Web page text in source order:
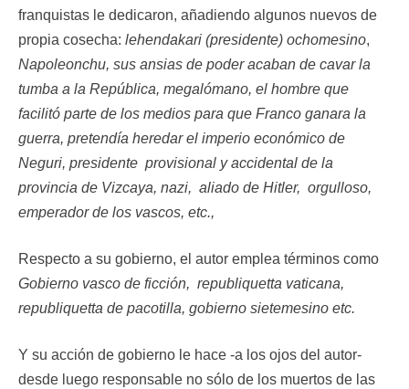
franquistas le dedicaron, añadiendo algunos nuevos de
propia cosecha: lehendakari (presidente) ochomesino,
Napoleonchu, sus ansias de poder acaban de cavar la
tumba a la República, megalómano, el hombre que
facilitó parte de los medios para que Franco ganara la
guerra, pretendía heredar el imperio económico de
Neguri, presidente provisional y accidental de la
provincia de Vizcaya, nazi, aliado de Hitler, orgulloso,
emperador de los vascos, etc.,
Respecto a su gobierno, el autor emplea términos como
Gobierno vasco de ficción, republiquetta vaticana,
republiquetta de pacotilla, gobierno sietemesino etc.
Y su acción de gobierno le hace -a los ojos del autor-
desde luego responsable no sólo de los muertos de las